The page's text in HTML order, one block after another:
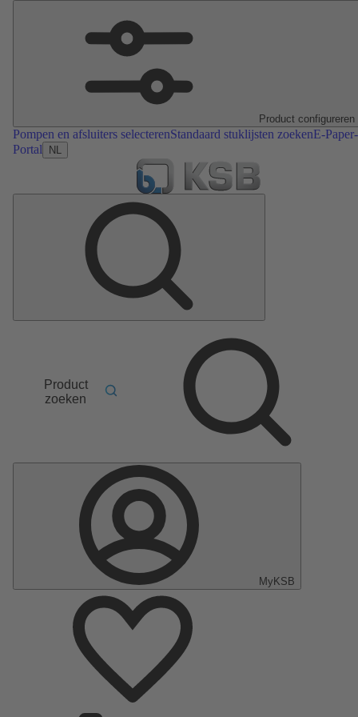
Product configureren
Pompen en afsluiters selecterenStandaard stuklijsten zoekenE-Paper-
Portal
NL
Product
zoeken
MyKSB